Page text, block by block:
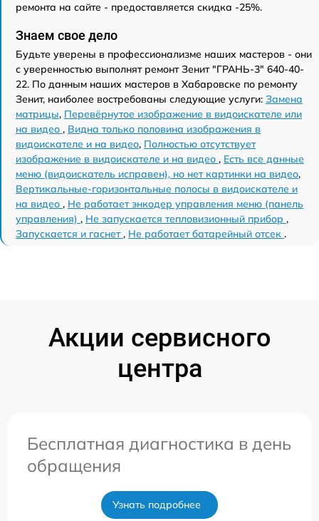
ремонта на сайте - предоставляется скидка -25%.
Знаем свое дело
Будьте уверены в профессионализме наших мастеров - они
с уверенностью выполнят ремонт Зенит "ГРАНЬ-3" 640-40-
22. По данным наших мастеров в Хабаровске по ремонту
Зенит, наиболее востребованы следующие услуги: Замена
матрицы, Перевёрнутое изображение в видоискателе или
на видео , Видна только половина изображения в
видоискателе и на видео, Полностью отсутствует
изображение в видоискателе и на видео , Есть все данные
меню (видоискатель исправен), но нет картинки на видео,
Вертикальные-горизонтальные полосы в видоискателе и
на видео , Не работает энкодер управления меню (панель
управления) , Не запускается тепловизионный прибор ,
Запускается и гаснет, Не работает батарейный отсек .
Акции сервисного
центра
Бесплатная диагностика в день
обращения
Узнать подробнее